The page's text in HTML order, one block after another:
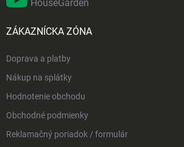
HouseGarden
ZÁKAZNÍCKA ZÓNA
Doprava a platby
Nákup na splátky
Hodnotenie obchodu
Obchodné podmienky
Reklamačný poriadok / formulár